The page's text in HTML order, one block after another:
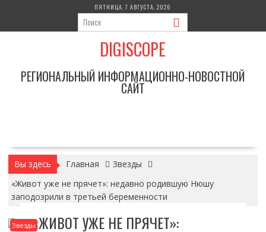
содержимому
ПЯТНИЦА, 7 АВГУСТА, 2026
DIGISCOPE
РЕГИОНАЛЬНЫЙ ИНФОРМАЦИОННО-НОВОСТНОЙ
САЙТ
Вы здесь Главная
Звезды
«Живот уже не прячет»: недавно родившую Нюшу
заподозрили в третьей беременности
Звезды«ЖИВОТ УЖЕ НЕ ПРЯЧЕТ»: